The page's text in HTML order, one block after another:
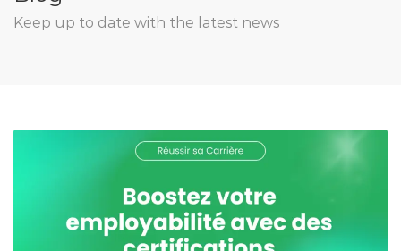
Keep up to date with the latest news